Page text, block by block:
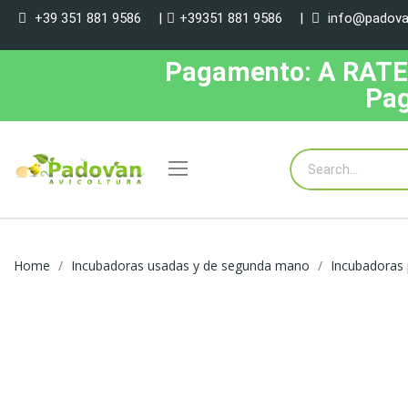
+39 351 881 9586 | +39351 881 9586 |
Pagamento: A
Home Incubadoras usadas y de segunda mano